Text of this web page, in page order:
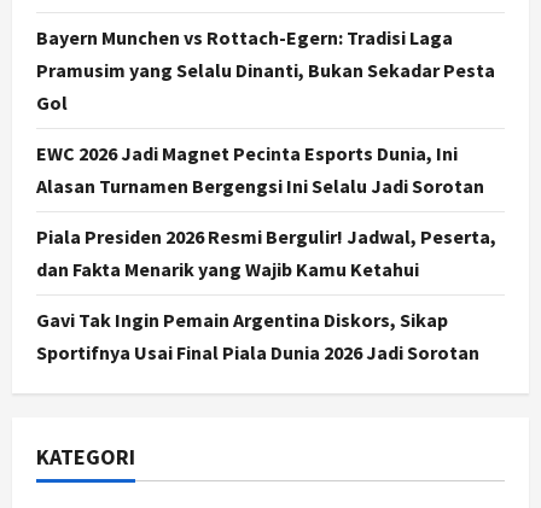
Bayern Munchen vs Rottach-Egern: Tradisi Laga
Pramusim yang Selalu Dinanti, Bukan Sekadar Pesta
Gol
EWC 2026 Jadi Magnet Pecinta Esports Dunia, Ini
Alasan Turnamen Bergengsi Ini Selalu Jadi Sorotan
Piala Presiden 2026 Resmi Bergulir! Jadwal, Peserta,
dan Fakta Menarik yang Wajib Kamu Ketahui
Gavi Tak Ingin Pemain Argentina Diskors, Sikap
Sportifnya Usai Final Piala Dunia 2026 Jadi Sorotan
KATEGORI